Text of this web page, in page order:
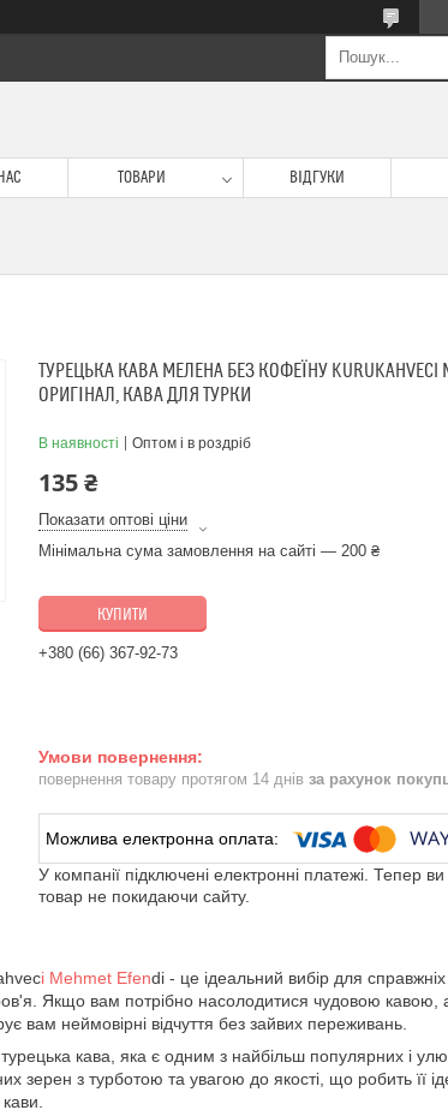
ТОВАРИ ВІДГУКИ
ТУРЕЦЬКА КАВА МЕЛЕНА БЕЗ КОФЕЇНУ KURUKAHVECI
ОРИГІНАЛ, КАВА ДЛЯ ТУРКИ
В наявності Оптом і в роздріб
135 ₴
Показати оптові ціни
Мінімальна сума замовлення на сайті — 200 ₴
КУПИТИ
+380 (66) 367-92-73
повернення товару протягом 14 днів за рахунок
У компанії підключені електронні платежі. Тепер
товар не покидаючи сайту.
i Mehmet Efendi - це ідеальний вибір для
Якщо вам потрібно насолодитися чудовою кавою,
вам неймовірні відчуття без зайвих переживань.
кава, яка є одним з найбільш популярних і
зерен з турботою та увагою до якості, що робить її